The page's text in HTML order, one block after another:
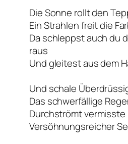
Die Sonne rollt den
Ein Strahlen freit die
Da schleppst auch du
raus
Und gleitest aus dem
Und schale
Das schwerfällige
Durchströmt vermisste
Versöhnungsreicher